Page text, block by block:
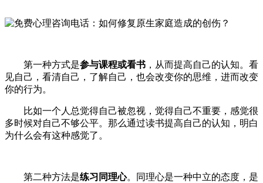
第一种方式是参与课程或看书 ，从而提高自己的认知。看
见自己，看清自己，了解自己，也会改变你的思维，进而改变
你的行为。
比如一个人总觉得自己被忽视，觉得自己不重要，感觉很
多时候对自己不够公平。那么通过读书提高自己的认知，明白
为什么会有这种感觉了。
第二种方法是练习同理心。同理心是一种中立的态度，是